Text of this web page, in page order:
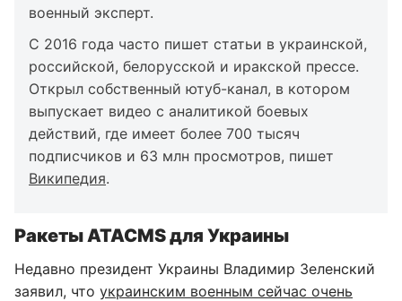
военный эксперт.
С 2016 года часто пишет статьи в украинской,
российской, белорусской и иракской прессе.
Открыл собственный ютуб-канал, в котором
выпускает видео с аналитикой боевых
действий, где имеет более 700 тысяч
подписчиков и 63 млн просмотров, пишет
Википедия.
РакетыATACMSдля Украины
Недавно президент Украины Владимир Зеленский
заявил, что украинским военным сейчас очень